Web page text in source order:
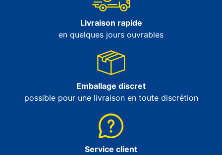
Livraison rapide
en quelques jours ouvrables
Emballage discret
possible pour une livraison en toute discrétion
Service client